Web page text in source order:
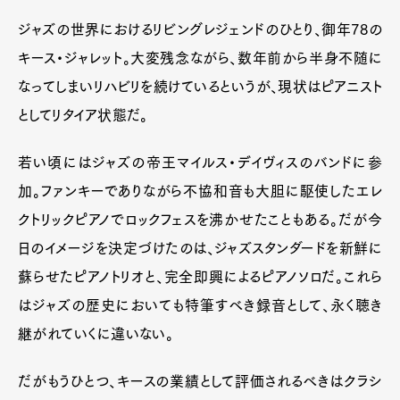
ジャズの世界におけるリビングレジェンドのひとり、御年78の
キース・ジャレット。大変残念ながら、数年前から半身不随に
なってしまいリハビリを続けているというが、現状はピアニスト
としてリタイア状態だ。
若い頃にはジャズの帝王マイルス・デイヴィスのバンドに参
加。ファンキーでありながら不協和音も大胆に駆使したエレ
クトリックピアノでロックフェスを沸かせたこともある。だが今
日のイメージを決定づけたのは、ジャズスタンダードを新鮮に
蘇らせたピアノトリオと、完全即興によるピアノソロだ。これら
はジャズの歴史においても特筆すべき録音として、永く聴き
継がれていくに違いない。
だがもうひとつ、キースの業績として評価されるべきはクラシ